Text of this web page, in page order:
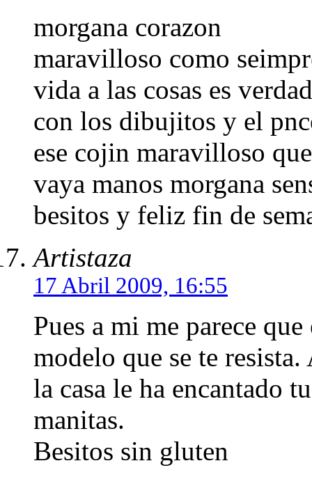
morgana corazon
maravilloso como
vida a las cosas es
con los dibujitos y el
ese cojin maravilloso
vaya manos morgana
besitos y feliz fin de
Artistaza
17 Abril 2009, 16:55
Pues a mi me parece
modelo que se te
la casa le ha encantado
manitas.
Besitos sin gluten